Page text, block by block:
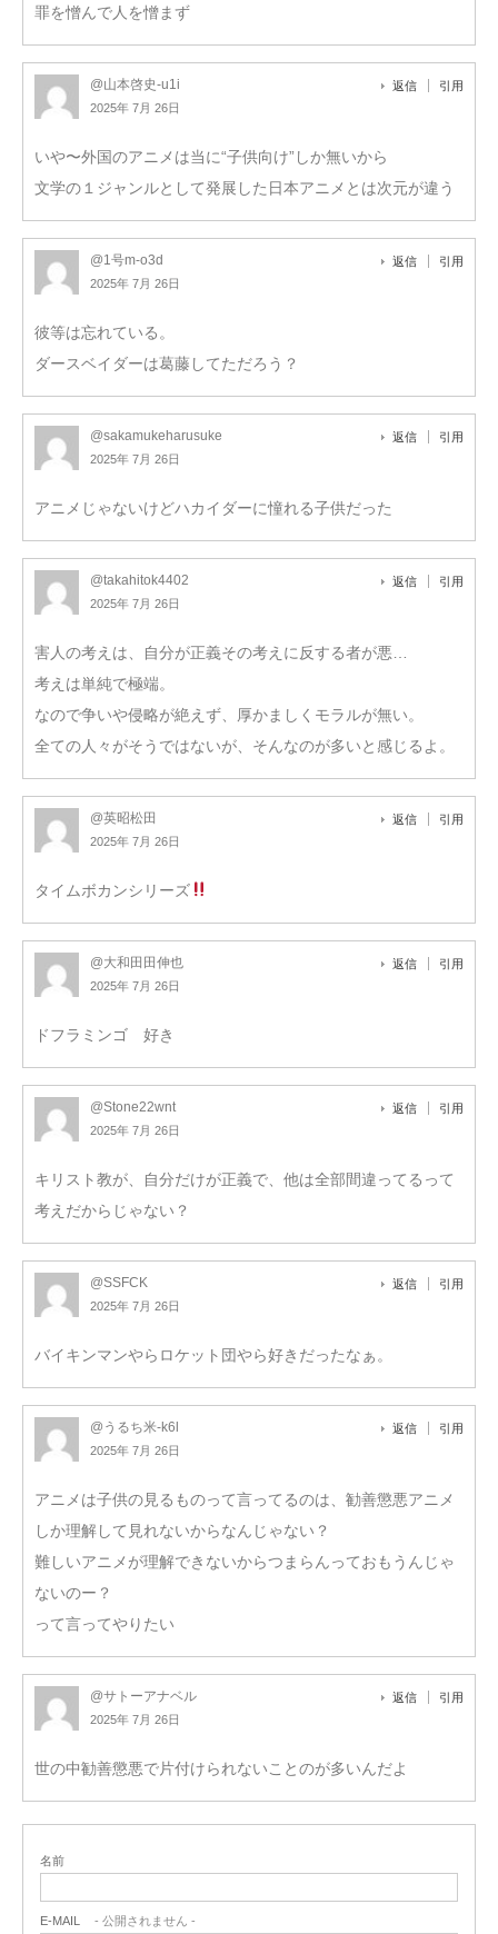
罪を憎んで人を憎まず
@山本啓史-u1i
2025年 7月 26日
返信 引用
いや〜外国のアニメは当に“子供向け”しか無いから
文学の１ジャンルとして発展した日本アニメとは次元が違う
@1号m-o3d
2025年 7月 26日
返信 引用
彼等は忘れている。
ダースベイダーは葛藤してただろう？
@sakamukeharusuke
2025年 7月 26日
返信 引用
アニメじゃないけどハカイダーに憧れる子供だった
@takahitok4402
2025年 7月 26日
返信 引用
害人の考えは、自分が正義その考えに反する者が悪…
考えは単純で極端。
なので争いや侵略が絶えず、厚かましくモラルが無い。
全ての人々がそうではないが、そんなのが多いと感じるよ。
@英昭松田
2025年 7月 26日
返信 引用
タイムボカンシリーズ
@大和田田伸也
2025年 7月 26日
返信 引用
ドフラミンゴ 好き
@Stone22wnt
2025年 7月 26日
返信 引用
キリスト教が、自分だけが正義で、他は全部間違ってるって
考えだからじゃない？
@SSFCK
2025年 7月 26日
返信 引用
バイキンマンやらロケット団やら好きだったなぁ。
@うるち米-k6l
2025年 7月 26日
返信 引用
アニメは子供の見るものって言ってるのは、勧善懲悪アニメ
しか理解して見れないからなんじゃない？
難しいアニメが理解できないからつまらんっておもうんじゃ
ないのー？
って言ってやりたい
@サトーアナベル
2025年 7月 26日
返信 引用
世の中勧善懲悪で片付けられないことのが多いんだよ
名前
E-MAIL - 公開されません -